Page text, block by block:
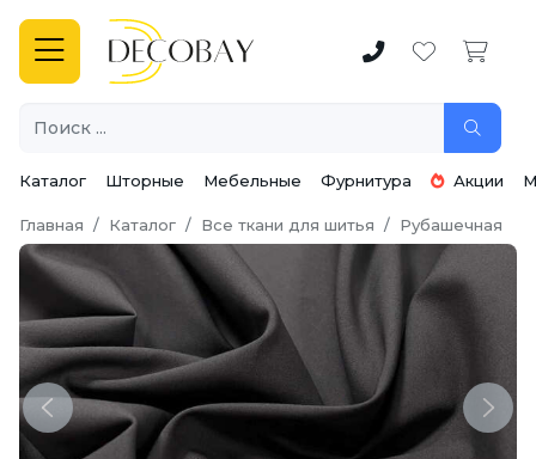
Каталог Шторные Мебельные Фурнитура Акции
Главная Каталог Все ткани для шитья Рубашечная
Previous Next